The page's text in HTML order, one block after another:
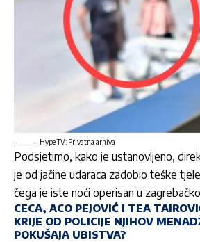
Hype TV: Privatna arhiva
Podsjetimo, kako je ustanovljeno,
je od jačine udaraca zadobio teške
čega je iste noći operisan u
CECA, ACO PEJOVIĆ I TEA
KRIJE OD POLICIJE NJIHOV
POKUŠAJA UBISTVA?